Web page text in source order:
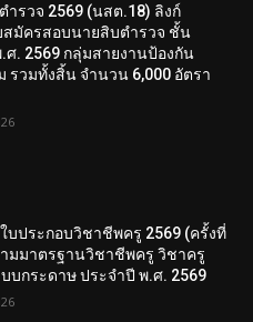
ารวจ 2569 (นสต.18) ลิงก์
สมัครสอบนายสิบตำรวจ ชั้น
ศ. 2569 กลุ่มสายงานป้องกัน
รวมทั้งสิ้น จำนวน 6,000 อัตรา
บประกอบวิชาชีพครู 2569 (ครั้งที่
มมาตรฐานวิชาชีพครู วิชาครู
บกระดาษ ประจำปี พ.ศ. 2569